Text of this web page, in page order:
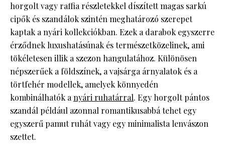
horgolt vagy raffia részletekkel díszített magas sarkú
cipők és szandálok szintén meghatározó szerepet
kaptak a nyári kollekciókban. Ezek a darabok egyszerre
érződnek luxushatásúnak és természetközelinek, ami
tökéletesen illik a szezon hangulatához. Különösen
népszerűek a földszínek, a vajsárga árnyalatok és a
törtfehér modellek, amelyek könnyedén
kombinálhatók a nyári ruhatárral. Egy horgolt pántos
szandál például azonnal romantikusabbá tehet egy
egyszerű pamut ruhát vagy egy minimalista lenvászon
szettet.